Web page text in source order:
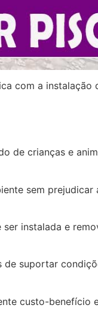
com a instalação
de crianças e
sem prejudicar
ser instalada e
de suportar
custo-benefício